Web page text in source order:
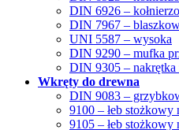
DIN 6926 –
DIN 7967 –
UNI 5587 – wysoka
DIN 9290 – mufka
DIN 9305 – nakrętka
Wkręty do drewna
DIN 9083 –
9100 – łeb stożkowy
9105 – łeb stożkowy